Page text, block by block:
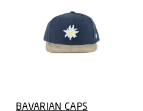
BAVARIAN CAPS